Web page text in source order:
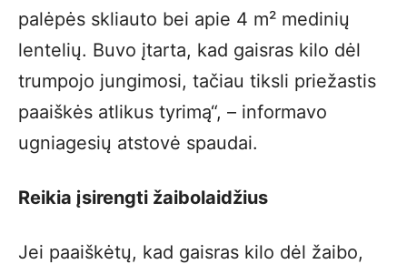
palėpės skliauto bei apie 4 m² medinių
lentelių. Buvo įtarta, kad gaisras kilo dėl
trumpojo jungimosi, tačiau tiksli priežastis
paaiškės atlikus tyrimą“, – informavo
ugniagesių atstovė spaudai.
Reikia įsirengti žaibolaidžius
Jei paaiškėtų, kad gaisras kilo dėl žaibo,